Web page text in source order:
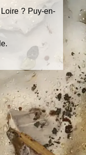
? Puy-en-